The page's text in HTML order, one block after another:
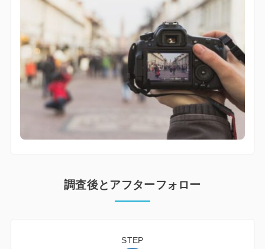
調査後とアフターフォロー
STEP